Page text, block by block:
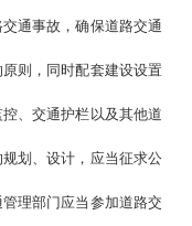
通事故，确保道路交通
则，同时配套建设设置
、交通护栏以及其他道
划、设计，应当征求公
理部门应当参加道路交